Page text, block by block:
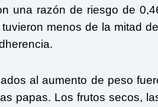
una razón de riesgo de
menos de la mitad
al aumento de peso
papas. Los frutos secos,